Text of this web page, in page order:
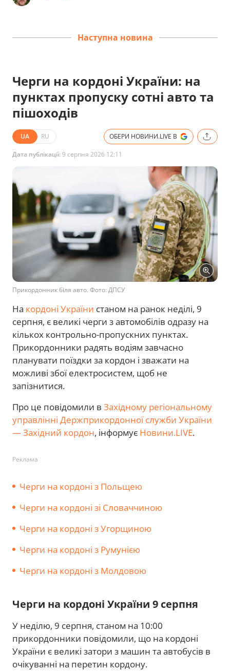
Наступна новина
Черги на кордоні України: на
пунктах пропуску сотні авто та
пішоходів
UA RU ОБЕРИ НОВИНИ.LIVE В
Дата публікації:9 серпня 2026 12:11
Прикордонник біля авто. Фото: ДПСУ
На кордоні України станом на ранок неділі, 9
серпня, є великі черги з автомобілів одразу на
кількох контрольно-пропускних пунктах.
Прикордонники радять водіям завчасно
планувати поїздки за кордон і зважати на
можливі збої електросистем, щоб не
запізнитися.
Про це повідомили в Західному регіональному
управлінні Держприкордонної служби України
— Західний кордон, інформує Новини.LIVE.
Реклама
Черги на кордоні з Польщею
Черги на кордоні зі Словаччиною
Черги на кордоні з Угорщиною
Черги на кордоні з Румунією
Черги на кордоні з Молдовою
Черги на кордоні України 9 серпня
У неділю, 9 серпня, станом на 10:00
прикордонники повідомили, що на кордоні
України є великі затори з машин та автобусів в
очікуванні на перетин кордону.